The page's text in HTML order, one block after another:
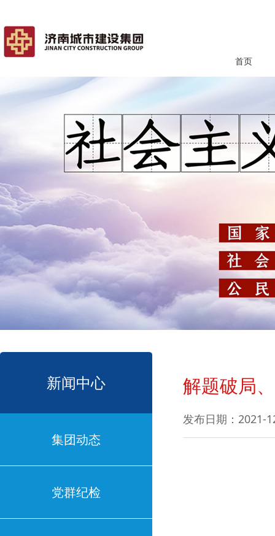
新闻中心
集团动态
党群纪检
解题破局
发布日期：2021-